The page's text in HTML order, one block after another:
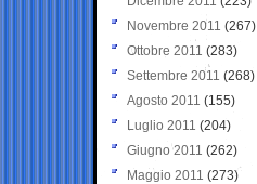
Novembre 2011 (267)
Ottobre 2011 (283)
Settembre 2011 (268)
Agosto 2011 (155)
Luglio 2011 (204)
Giugno 2011 (262)
Maggio 2011 (273)